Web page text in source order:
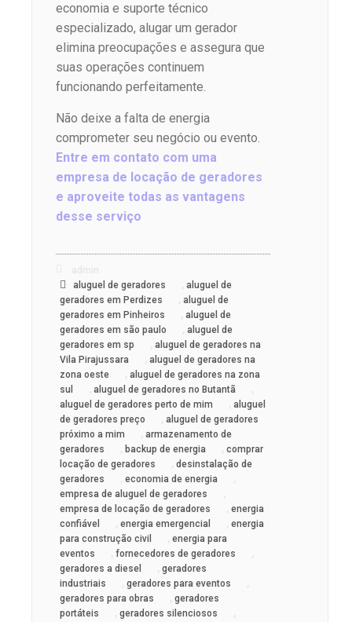
economia e suporte técnico
especializado, alugar um gerador
elimina preocupações e assegura que
suas operações continuem
funcionando perfeitamente.
Não deixe a falta de energia
comprometer seu negócio ou evento.
Entre em contato com uma
empresa de locação de geradores
e aproveite todas as vantagens
desse serviço
aluguel de geradores
aluguel de
geradores em Perdizes
aluguel de
geradores em Pinheiros
aluguel de
geradores em são paulo
aluguel de
geradores em sp
aluguel de geradores na
Vila Pirajussara
aluguel de geradores na
zona oeste
aluguel de geradores na zona
sul
aluguel de geradores no Butantã
aluguel de geradores perto de mim
aluguel
de geradores preço
aluguel de geradores
próximo a mim
armazenamento de
geradores
backup de energia
comprar
locação de geradores
desinstalação de
geradores
economia de energia
empresa de aluguel de geradores
empresa de locação de geradores
energia
confiável
energia emergencial
energia
para construção civil
energia para
eventos
fornecedores de geradores
geradores a diesel
geradores
industriais
geradores para eventos
geradores para obras
geradores
portáteis
geradores silenciosos